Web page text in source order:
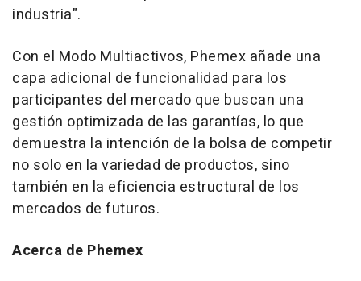
industria".
Con el Modo Multiactivos, Phemex añade una
capa adicional de funcionalidad para los
participantes del mercado que buscan una
gestión optimizada de las garantías, lo que
demuestra la intención de la bolsa de competir
no solo en la variedad de productos, sino
también en la eficiencia estructural de los
mercados de futuros.
Acerca de Phemex